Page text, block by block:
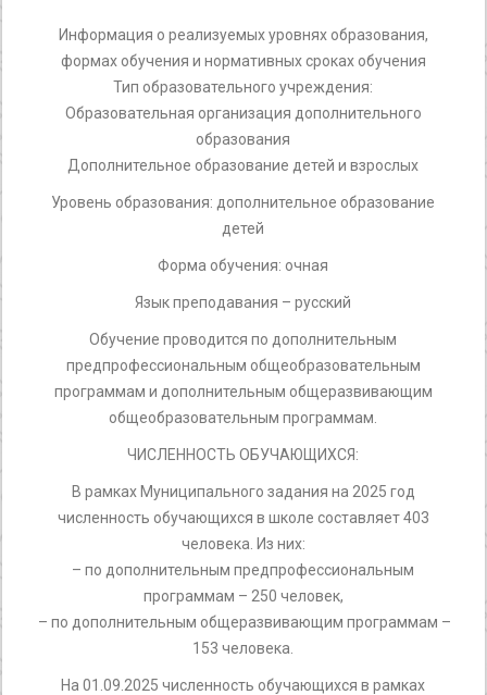
Информация о реализуемых уровнях образования,
формах обучения и нормативных сроках обучения
Тип образовательного учреждения:
Образовательная организация дополнительного
образования
Дополнительное образование детей и взрослых
Уровень образования: дополнительное образование
детей
Форма обучения: очная
Язык преподавания – русский
Обучение проводится по дополнительным
предпрофессиональным общеобразовательным
программам и дополнительным общеразвивающим
общеобразовательным программам.
ЧИСЛЕННОСТЬ ОБУЧАЮЩИХСЯ:
В рамках Муниципального задания на 2025 год
численность обучающихся в школе составляет 403
человека. Из них:
– по дополнительным предпрофессиональным
программам – 250 человек,
– по дополнительным общеразвивающим программам –
153 человека.
На 01.09.2025 численность обучающихся в рамках